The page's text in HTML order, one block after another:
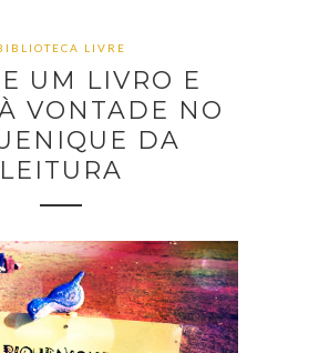
LIVRE
UM LIVRO E
VONTADE NO
DA
LEITURA